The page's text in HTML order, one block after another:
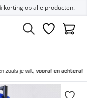
korting op alle producten.
Verlanglijst
en achteraf